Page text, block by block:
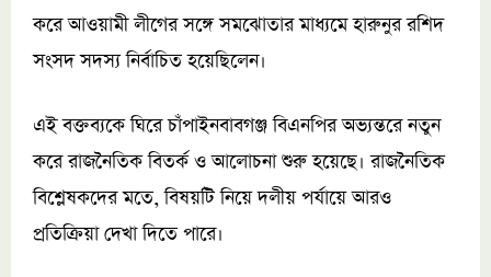
করে আওয়ামী লীগের সঙ্গে সমঝোতার মাধ্যমে হারুনুর রশিদ
সংসদ সদস্য নির্বাচিত হয়েছিলেন।
এই বক্তব্যকে ঘিরে চাঁপাইনবাবগঞ্জ বিএনপির অভ্যন্তরে নতুন
করে রাজনৈতিক বিতর্ক ও আলোচনা শুরু হয়েছে। রাজনৈতিক
বিশ্লেষকদের মতে, বিষয়টি নিয়ে দলীয় পর্যায়ে আরও
প্রতিক্রিয়া দেখা দিতে পারে।